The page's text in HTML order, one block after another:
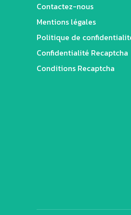
Contactez-nous
Mentions légales
Politique de
Confidentialité Recaptcha
Conditions Recaptcha